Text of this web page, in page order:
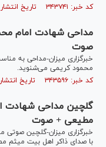
کد خبر: ۳۴۳۷۴۱ تاریخ انتشار : ۱۳۹۶/۰۶/۰۷
مداحی شهادت امام
صوت
خبرگزاری میزان-مداحی به
محمود کریمی می‌شنوید.
کد خبر: ۳۴۳۵۹۶ تاریخ انتشار : ۱۳۹۶/۰۶/۰۷
گلچین مداحی شهادت
مطیعی + صوت
خبرگزاری میزان-گلچین صوتی
با صدای ذاکر اهل بیت میثم